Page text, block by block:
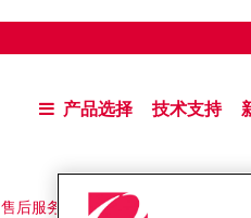
产品选择 技术支持
售后服务中心 维修登记